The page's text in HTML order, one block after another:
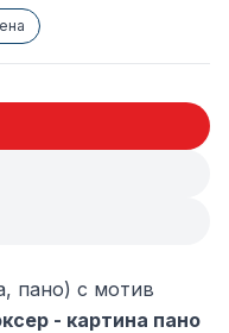
пано) с мотив
- картина пано